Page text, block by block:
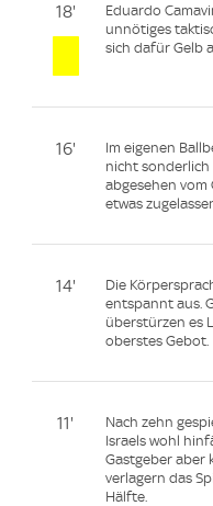
18'
Eduardo
unnötiges
sich dafür Gelb
16'
Im eigenen
nicht sonderlich
abgesehen vom
etwas
14'
Die
entspannt aus.
überstürzen es
oberstes Gebot.
11'
Nach zehn
Israels wohl
Gastgeber aber
verlagern das
Hälfte.